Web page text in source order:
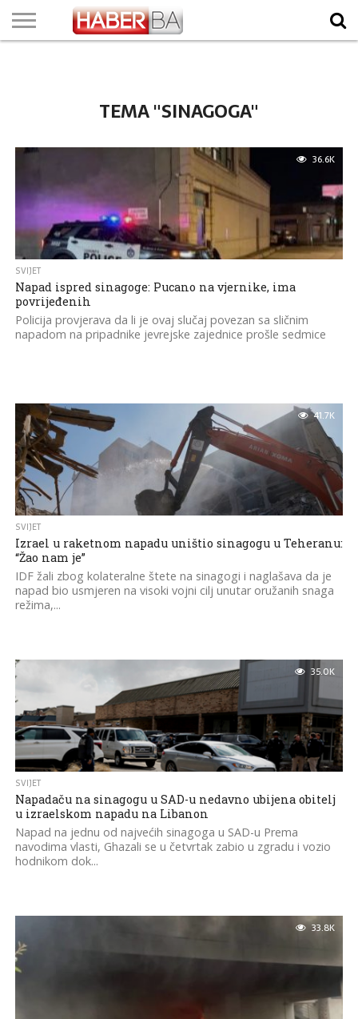
TEMA "SINAGOGA"
36.6K
SVIJET
Napad ispred sinagoge: Pucano na vjernike, ima
povrijeđenih
Policija provjerava da li je ovaj slučaj povezan sa sličnim
napadom na pripadnike jevrejske zajednice prošle sedmice
41.7K
SVIJET
Izrael u raketnom napadu uništio sinagogu u Teheranu:
“Žao nam je”
IDF žali zbog kolateralne štete na sinagogi i naglašava da je
napad bio usmjeren na visoki vojni cilj unutar oružanih snaga
režima,...
35.0K
SVIJET
Napadaču na sinagogu u SAD-u nedavno ubijena obitelj
u izraelskom napadu na Libanon
Napad na jednu od najvećih sinagoga u SAD-u Prema
navodima vlasti, Ghazali se u četvrtak zabio u zgradu i vozio
hodnikom dok...
33.8K